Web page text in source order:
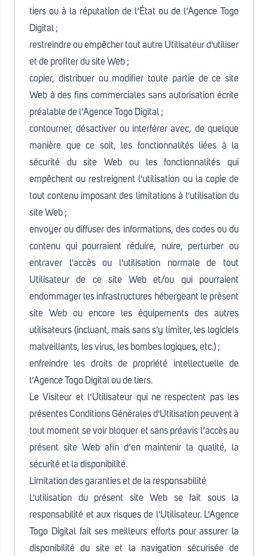
tiers ou à la réputation de l’État ou de l’Agence Togo
Digital ;
restreindre ou empêcher tout autre Utilisateur d'utiliser
et de profiter du site Web ;
copier, distribuer ou modifier toute partie de ce site
Web à des fins commerciales sans autorisation écrite
préalable de l’Agence Togo Digital ;
contourner, désactiver ou interférer avec, de quelque
manière que ce soit, les fonctionnalités liées à la
sécurité du site Web ou les fonctionnalités qui
empêchent ou restreignent l'utilisation ou la copie de
tout contenu imposant des limitations à l'utilisation du
site Web ;
envoyer ou diffuser des informations, des codes ou du
contenu qui pourraient réduire, nuire, perturber ou
entraver l'accès ou l'utilisation normale de tout
Utilisateur de ce site Web et/ou qui pourraient
endommager les infrastructures hébergeant le présent
site Web ou encore les équipements des autres
utilisateurs (incluant, mais sans s'y limiter, les logiciels
malveillants, les virus, les bombes logiques, etc.) ;
enfreindre les droits de propriété intellectuelle de
l’Agence Togo Digital ou de tiers.
Le Visiteur et l’Utilisateur qui ne respectent pas les
présentes Conditions Générales d'Utilisation peuvent à
tout moment se voir bloquer et sans préavis l’accès au
présent site Web afin d’en maintenir la qualité, la
sécurité et la disponibilité.
Limitation des garanties et de la responsabilité
L'utilisation du présent site Web se fait sous la
responsabilité et aux risques de l'Utilisateur. L’Agence
Togo Digital fait ses meilleurs efforts pour assurer la
disponibilité du site et la navigation sécurisée de